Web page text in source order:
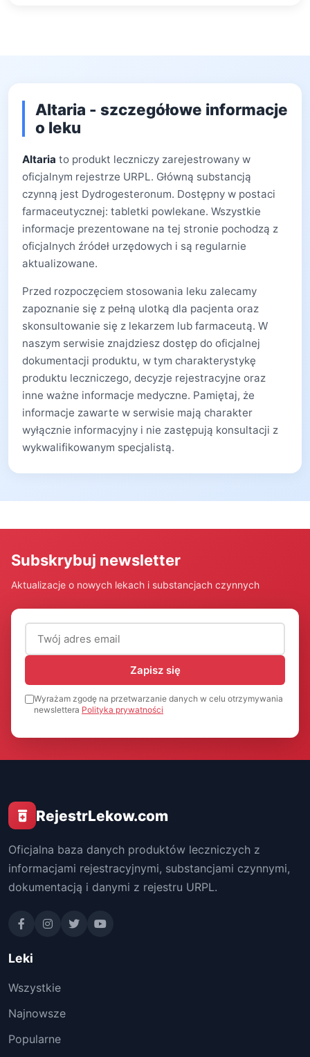
Altaria - szczegółowe informacje
o leku
Altaria to produkt leczniczy zarejestrowany w
oficjalnym rejestrze URPL. Główną substancją
czynną jest Dydrogesteronum. Dostępny w postaci
farmaceutycznej: tabletki powlekane. Wszystkie
informacje prezentowane na tej stronie pochodzą z
oficjalnych źródeł urzędowych i są regularnie
aktualizowane.
Przed rozpoczęciem stosowania leku zalecamy
zapoznanie się z pełną ulotką dla pacjenta oraz
skonsultowanie się z lekarzem lub farmaceutą. W
naszym serwisie znajdziesz dostęp do oficjalnej
dokumentacji produktu, w tym charakterystykę
produktu leczniczego, decyzje rejestracyjne oraz
inne ważne informacje medyczne. Pamiętaj, że
informacje zawarte w serwisie mają charakter
wyłącznie informacyjny i nie zastępują konsultacji z
wykwalifikowanym specjalistą.
Subskrybuj newsletter
Aktualizacje o nowych lekach i substancjach czynnych
Adres email (wymagany)
Zapisz się
Wyrażam zgodę na przetwarzanie danych w celu otrzymywania
newslettera Polityka prywatności
RejestrLekow.com
Oficjalna baza danych produktów leczniczych z
informacjami rejestracyjnymi, substancjami czynnymi,
dokumentacją i danymi z rejestru URPL.
Leki
Wszystkie
Najnowsze
Popularne